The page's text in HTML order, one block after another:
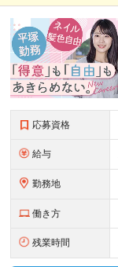
応募資格
給与
勤務地
働き方
残業時間